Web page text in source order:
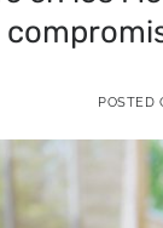
POSTED